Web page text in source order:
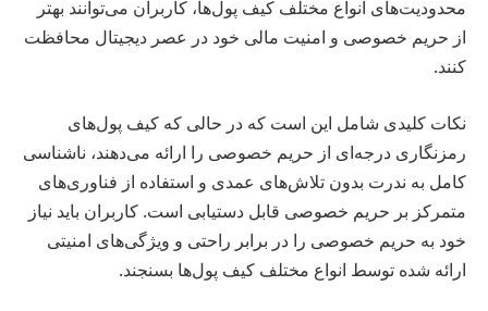
محدودیت‌های انواع مختلف کیف پول‌ها، کاربران می‌توانند بهتر
از حریم خصوصی و امنیت مالی خود در عصر دیجیتال محافظت
کنند.
نکات کلیدی شامل این است که در حالی که کیف پول‌های
رمزنگاری درجه‌ای از حریم خصوصی را ارائه می‌دهند، ناشناسی
کامل به ندرت بدون تلاش‌های عمدی و استفاده از فناوری‌های
متمرکز بر حریم خصوصی قابل دستیابی است. کاربران باید نیاز
خود به حریم خصوصی را در برابر راحتی و ویژگی‌های امنیتی
ارائه شده توسط انواع مختلف کیف پول‌ها بسنجند.